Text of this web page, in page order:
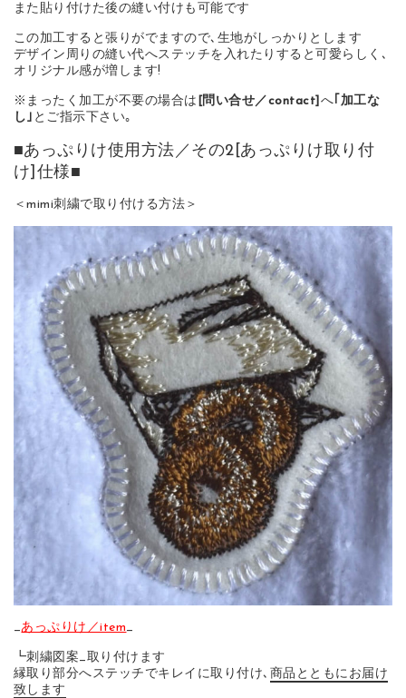
また貼り付けた後の縫い付けも可能です
この加工すると張りがでますので､生地がしっかりとします
デザイン周りの縫い代へステッチを入れたりすると可愛らしく､
オリジナル感が増します!
※まったく加工が不要の場合は [問い合せ／contact] へ｢加工な
し｣ とご指示下さい｡
■あっぷりけ使用方法／その2[あっぷりけ取り付
け]仕様■
＜mimi刺繍で取り付ける方法＞
_あっぷりけ／item_
┗刺繍図案_取り付けます
縁取り部分へステッチでキレイに取り付け､ 商品とともにお届け
致します